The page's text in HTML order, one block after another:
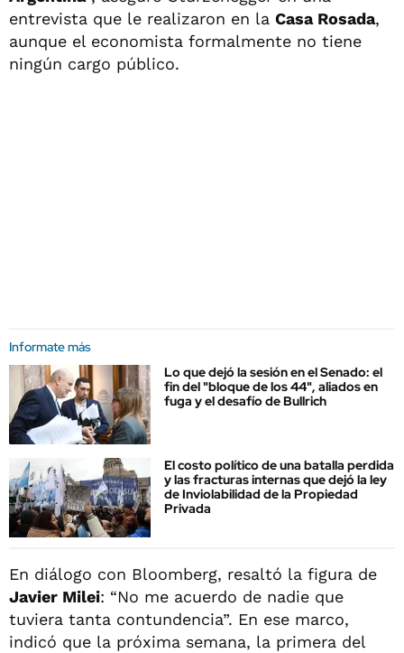
entrevista que le realizaron en la Casa Rosada,
aunque el economista formalmente no tiene
ningún cargo público.
Informate más
Lo que dejó la sesión en el Senado: el
fin del "bloque de los 44", aliados en
fuga y el desafío de Bullrich
El costo político de una batalla perdida
y las fracturas internas que dejó la ley
de Inviolabilidad de la Propiedad
Privada
En diálogo con Bloomberg, resaltó la figura de
Javier Milei: “No me acuerdo de nadie que
tuviera tanta contundencia”. En ese marco,
indicó que la próxima semana, la primera del